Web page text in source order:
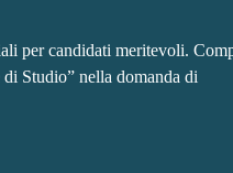
per candidati meritevoli.
Studio” nella domanda di